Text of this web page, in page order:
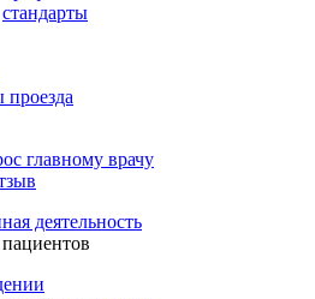
стандарты
главному врачу
деятельность